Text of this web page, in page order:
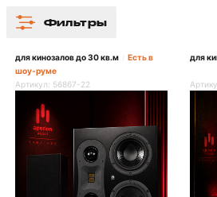
Фильтры
для кинозалов до 30 кв.м
Есть в
шоу-руме
Артикул: 56867-22
для